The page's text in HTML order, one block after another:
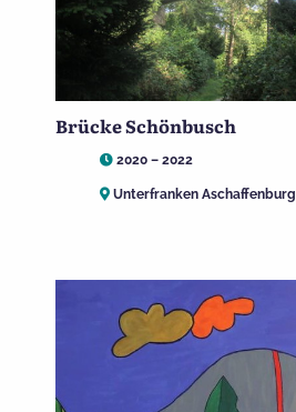
Brücke Schönbusch
2020 – 2022
Unterfranken Aschaffenburg